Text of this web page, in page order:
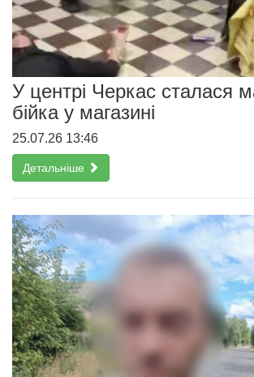
У центрі Черкас сталася
бійка у магазині
25.07.26 13:46
Детальніше